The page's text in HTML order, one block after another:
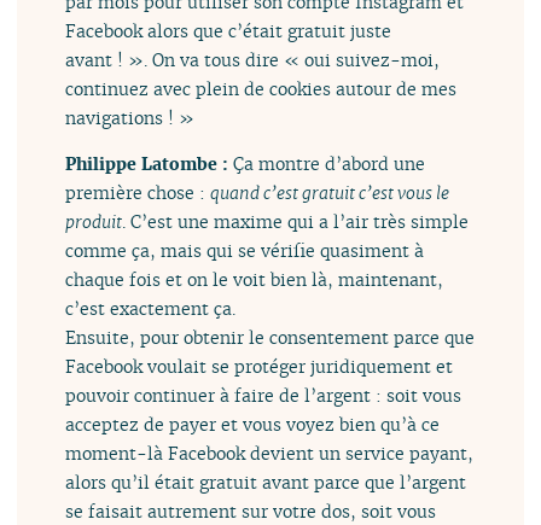
Facebook alors que c’était gratuit juste
avant ! ». On va tous dire « oui suivez-moi,
continuez avec plein de cookies autour de mes
navigations ! »
Philippe Latombe :Ça montre d’abord une
première chose :quand c’est gratuit c’est vous le
produit. C’est une maxime qui a l’air très simple
comme ça, mais qui se vérifie quasiment à
chaque fois et on le voit bien là, maintenant,
c’est exactement ça.
Ensuite, pour obtenir le consentement parce que
Facebook voulait se protéger juridiquement et
pouvoir continuer à faire de l’argent : soit vous
acceptez de payer et vous voyez bien qu’à ce
moment-là Facebook devient un service payant,
alors qu’il était gratuit avant parce que l’argent
se faisait autrement sur votre dos, soit vous